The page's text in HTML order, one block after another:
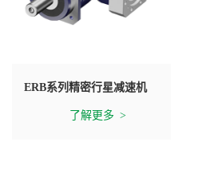
ERB系列精密行星减速机
了解更多